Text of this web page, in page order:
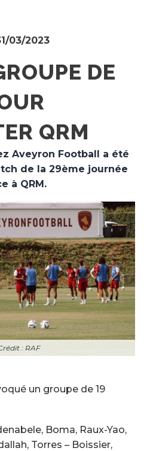
03/2023
DE
QRM
Aveyron Football a été
de la 29ème journée
à QRM.
: RAF
un groupe de 19
Boma, Raux-Yao,
Torres – Boissier,